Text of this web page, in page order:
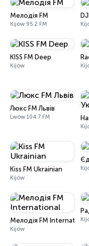
Мелодія FM
Kijów 95.2 FM
KISS FM Deep
Kijów
Люкс FM Львів
Lwów 104.7 FM
Kiss FM Ukrainian
Kijów
Мелодія FM
Kijów